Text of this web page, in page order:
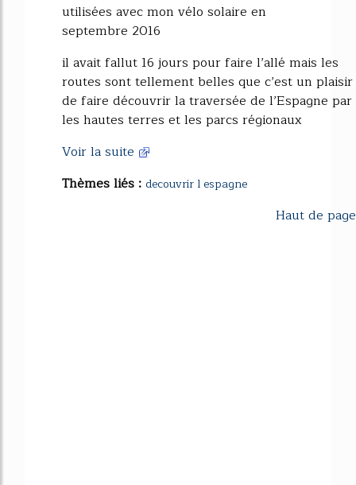
utilisées avec mon vélo solaire en
septembre 2016
il avait fallut 16 jours pour faire l’allé mais les
routes sont tellement belles que c’est un plaisir
de faire découvrir la traversée de l’Espagne par
les hautes terres et les parcs régionaux
Voir la suite
Thèmes liés : decouvrir l espagne
Haut de page